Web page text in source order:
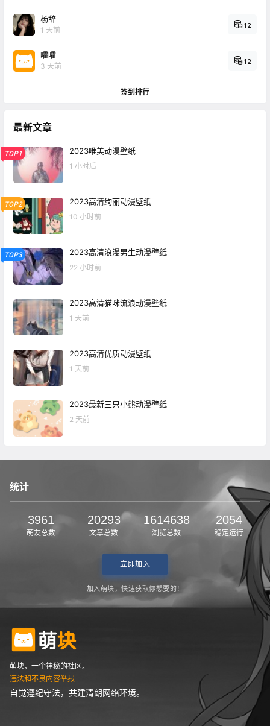
杨辞
1 天前
12
嚯嚯
3 天前
12
签到排行
最新文章
TOP1 2023唯美动漫壁纸
1 小时后
TOP2 2023高清绚丽动漫壁纸
10 小时前
TOP3 2023高清浪漫男生动漫壁纸
22 小时前
2023高清猫咪流浪动漫壁纸
1 天前
2023高清优质动漫壁纸
1 天前
2023最新三只小熊动漫壁纸
2 天前
统计
3961
萌友总数
20293
文章总数
1614638
浏览总数
2054
稳定运行
立即加入
加入萌块，快速获取你想要的！
萌块，一个神秘的社区。
违法和不良内容举报
自觉遵纪守法，共建清朗网络环境。